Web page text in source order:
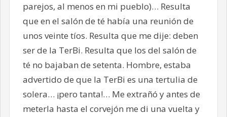
parejos, al menos en mi pueblo)… Resulta
que en el salón de té había una reunión de
unos veinte tíos. Resulta que me dije: deben
ser de la TerBi. Resulta que los del salón de
té no bajaban de setenta. Hombre, estaba
advertido de que la TerBi es una tertulia de
solera… ¡pero tanta!… Me extrañó y antes de
meterla hasta el corvejón me di una vuelta y